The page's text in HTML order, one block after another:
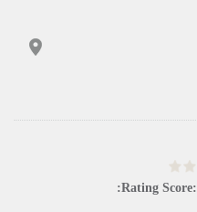
Rating Score: